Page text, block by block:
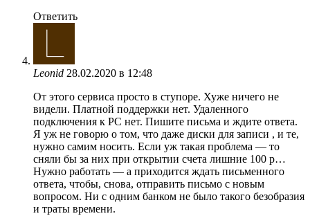
Ответить
Leonid 28.02.2020 в 12:48
От этого сервиса просто в ступоре. Хуже ничего не
видели. Платной поддержки нет. Удаленного
подключения к РС нет. Пишите письма и ждите ответа.
Я уж не говорю о том, что даже диски для записи , и те,
нужно самим носить. Если уж такая проблема — то
сняли бы за них при открытии счета лишние 100 р…
Нужно работать — а приходится ждать письменного
ответа, чтобы, снова, отправить письмо с новым
вопросом. Ни с одним банком не было такого безобразия
и траты времени.